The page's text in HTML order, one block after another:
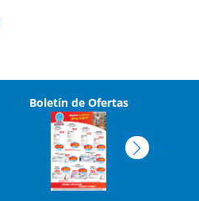
Boletín de Ofertas